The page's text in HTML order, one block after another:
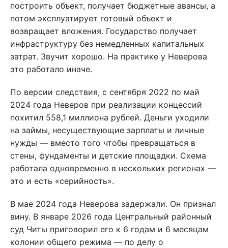
построить объект, получает бюджетные авансы, а
потом эксплуатирует готовый объект и
возвращает вложения. Государство получает
инфраструктуру без немедленных капитальных
затрат. Звучит хорошо. На практике у Неверова
это работало иначе.
По версии следствия, с сентября 2022 по май
2024 года Неверов при реализации концессий
похитил 558,1 миллиона рублей. Деньги уходили
на займы, несуществующие зарплаты и личные
нужды — вместо того чтобы превращаться в
стены, фундаменты и детские площадки. Схема
работала одновременно в нескольких регионах —
это и есть «серийность».
В мае 2024 года Неверова задержали. Он признал
вину. В январе 2026 года Центральный районный
суд Читы приговорил его к 6 годам и 6 месяцам
колонии общего режима — по делу о